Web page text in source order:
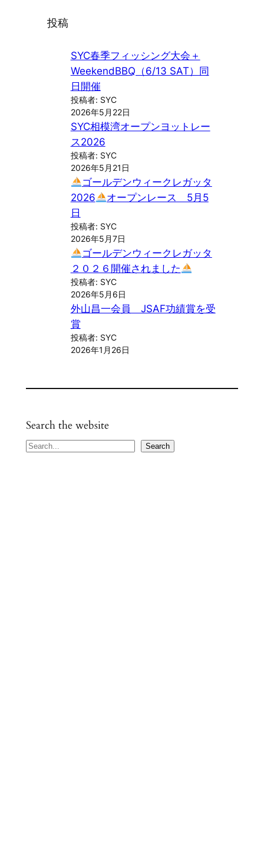
投稿
SYC春季フィッシング大会＋
WeekendBBQ（6/13 SAT）同
日開催
投稿者: SYC
2026年5月22日
SYC相模湾オープンヨットレー
ス2026
投稿者: SYC
2026年5月21日
ゴールデンウィークレガッタ
2026
オープンレース 5月5
日
投稿者: SYC
2026年5月7日
ゴールデンウィークレガッタ
２０２６開催されました
投稿者: SYC
2026年5月6日
外山昌一会員 JSAF功績賞を受
賞
投稿者: SYC
2026年1月26日
Search the website
S
Search